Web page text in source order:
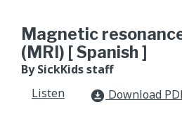
Magnetic
(MRI) [ Spanish ]
By SickKids staff
Listen
download_for_offline Download